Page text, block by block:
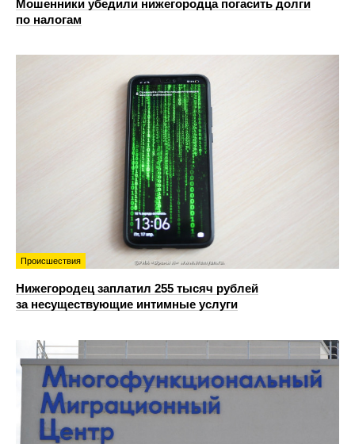
Мошенники убедили нижегородца погасить долги
по налогам
Происшествия
Нижегородец заплатил 255 тысяч рублей
за несуществующие интимные услуги